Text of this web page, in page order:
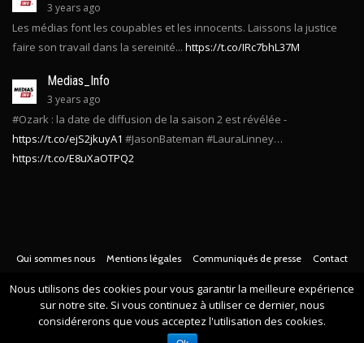
3 years ago
Les médias font les coupables et les innocents. Laissons la justice
faire son travail dans la sereinité... https://t.co/IRc7bhL37M
Medias_Info
3 years ago
#Ozark : la date de diffusion de la saison 2 est révélée -
https://t.co/ejS2jkuyA1 #JasonBateman #LauraLinney…
https://t.co/E8uXaOTPQ2
Qui sommes nous Mentions légales Communiqués de presse Contact
réservés.
Nous utilisons des cookies pour vous garantir la meilleure expérience
sur notre site. Si vous continuez à utiliser ce dernier, nous
considérerons que vous acceptez l'utilisation des cookies.